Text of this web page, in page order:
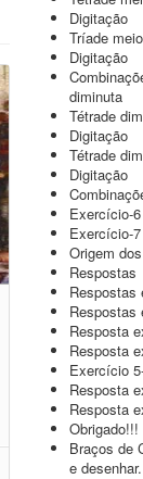
Digitação
Tríade
Digitação
diminuta
Tétrade
Digitação
Tétrade
Digitação
Exercício-6
Exercício-7
Origem
Respostas
Respostas
Respostas
Resposta
Resposta
Exercício
Resposta
Resposta
Obrigado!!!
Braços de
e desenhar.